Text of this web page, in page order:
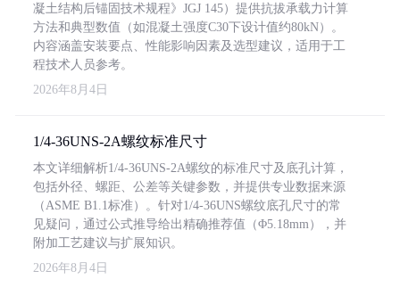
凝土结构后锚固技术规程》JGJ 145）提供抗拔承载力计算
方法和典型数值（如混凝土强度C30下设计值约80kN）。
内容涵盖安装要点、性能影响因素及选型建议，适用于工
程技术人员参考。
2026年8月4日
1/4-36UNS-2A螺纹标准尺寸
本文详细解析1/4-36UNS-2A螺纹的标准尺寸及底孔计算，
包括外径、螺距、公差等关键参数，并提供专业数据来源
（ASME B1.1标准）。针对1/4-36UNS螺纹底孔尺寸的常
见疑问，通过公式推导给出精确推荐值（Φ5.18mm），并
附加工艺建议与扩展知识。
2026年8月4日